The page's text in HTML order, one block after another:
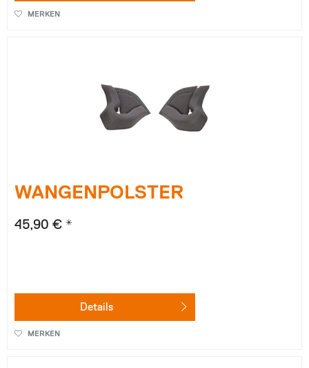
MERKEN
WANGENPOLSTER
45,90 € *
Details
MERKEN